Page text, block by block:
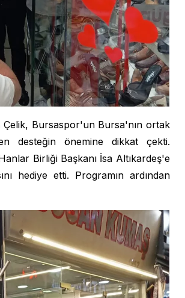
Çelik, Bursaspor'un Bursa'nın ortak
desteğin önemine dikkat çekti.
Birliği Başkanı İsa Altıkardeş'e
hediye etti. Programın ardından